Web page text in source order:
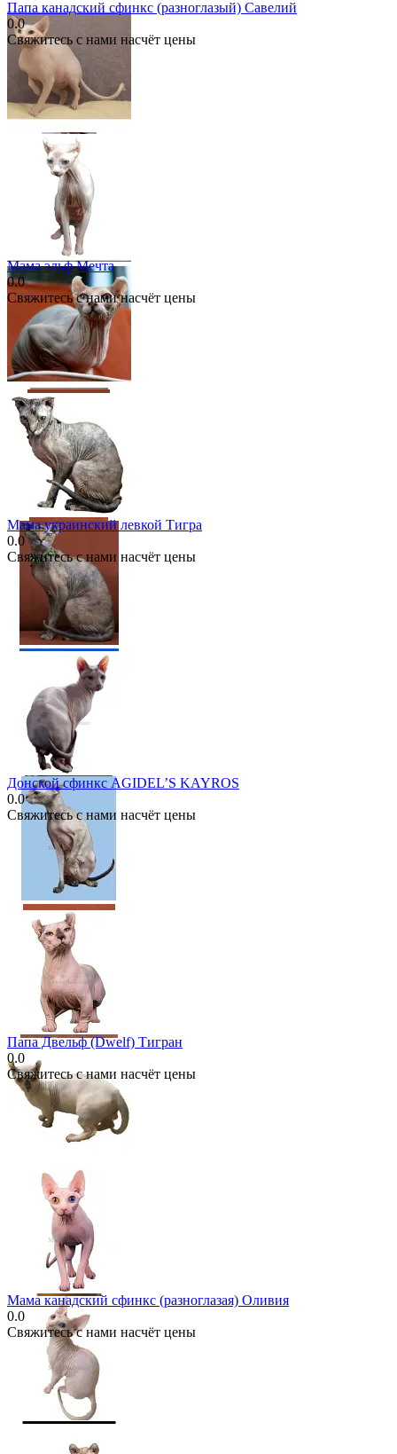
Папа канадский сфинкс (разноглазый) Савелий
0.0
Свяжитесь с нами насчёт цены
Мама эльф Мечта
0.0
Свяжитесь с нами насчёт цены
Мама украинский левкой Тигра
0.0
Свяжитесь с нами насчёт цены
Донской сфинкс AGIDEL’S KAYROS
0.0
Свяжитесь с нами насчёт цены
Папа Двельф (Dwelf) Тигран
0.0
Свяжитесь с нами насчёт цены
Мама канадский сфинкс (разноглазая) Оливия
0.0
Свяжитесь с нами насчёт цены